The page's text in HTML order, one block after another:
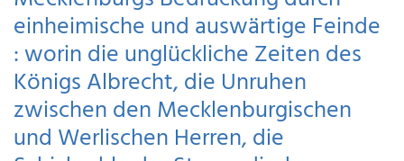
einheimische und auswärtige Feinde
: worin die unglückliche Zeiten des
Königs Albrecht, die Unruhen
zwischen den Mecklenburgischen
und Werlischen Herren, die